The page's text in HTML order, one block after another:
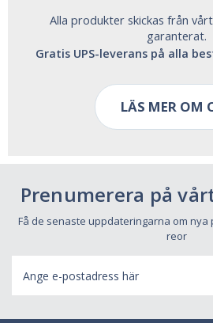
Alla produkter skickas från
garanterat.
Gratis UPS-leverans på alla
LÄS MER OM
Prenumerera på
Få de senaste uppdateringarna om
reor
postadress